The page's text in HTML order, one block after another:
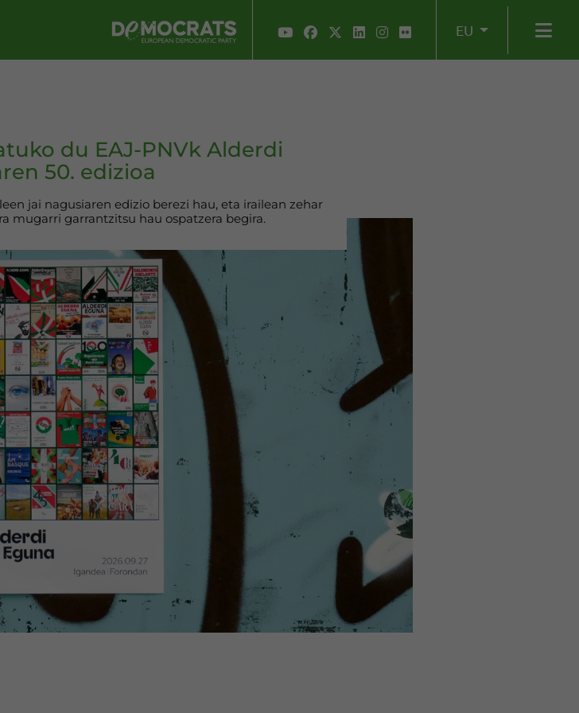
EU
du EAJ-PNVk Alderdi
50. edizioa
jai nagusiaren edizio berezi hau, eta irailean zehar
mugarri garrantzitsu hau ospatzera begira.